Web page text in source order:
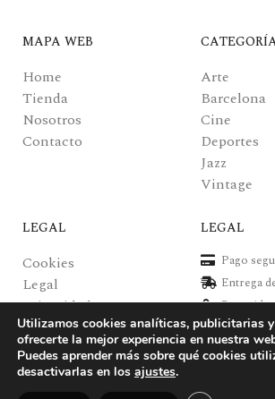
MAPA WEB
Home
Tienda
Nosotros
Contacto
Arte
Barcelona
Cine
Deportes
Jazz
Vintage
LEGAL
Cookies
Legal
Privacidad
Pagos y envíos
LEGAL
Pago
Entrega
Recogida
Posters
Utilizamos cookies analíticas, publicitarias y